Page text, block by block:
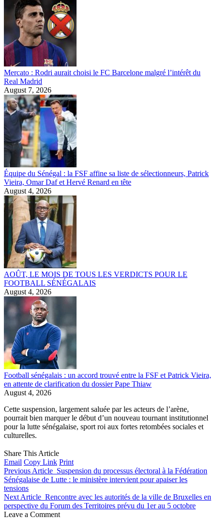
Mercato : Rodri aurait choisi le FC Barcelone malgré l’intérêt du
Real Madrid
August 7, 2026
Équipe du Sénégal : la FSF affine sa liste de sélectionneurs, Patrick
Vieira, Omar Daf et Hervé Renard en tête
August 4, 2026
AOÛT, LE MOIS DE TOUS LES VERDICTS POUR LE
FOOTBALL SÉNÉGALAIS
August 4, 2026
Football sénégalais : un accord trouvé entre la FSF et Patrick Vieira,
en attente de clarification du dossier Pape Thiaw
August 4, 2026
Cette suspension, largement saluée par les acteurs de l’arène,
pourrait bien marquer le début d’un nouveau tournant institutionnel
pour la lutte sénégalaise, sport roi aux fortes retombées sociales et
culturelles.
Share This Article
Email Copy Link Print
Previous Article Suspension du processus électoral à la Fédération
Sénégalaise de Lutte : le ministère intervient pour apaiser les
tensions
Next Article Rencontre avec les autorités de la ville de Bruxelles en
perspective du Forum des Territoires prévu du 1er au 5 octobre
Leave a Comment